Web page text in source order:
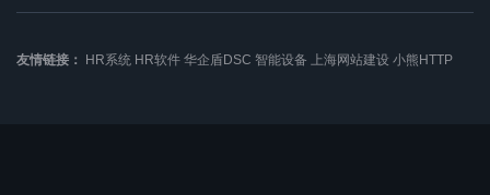
友情链接： HR系统 HR软件 华企盾DSC 智能设备 上海网站建设 小熊HTTP